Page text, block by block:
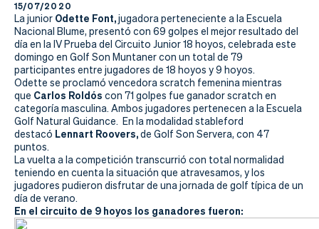
La
Federación
Federarse
Jugar
Aprender
Actualidad
Tienda
15/07/2020
La junior Odette Font,jugadora perteneciente a la Escuela
Nacional Blume, presentó con 69 golpes el mejor resultado del
día en la IV Prueba del Circuito Junior 18 hoyos, celebrada este
domingo en Golf Son Muntaner con un total de 79
participantes entre jugadores de 18 hoyos y 9 hoyos.
Odette se proclamó vencedora scratch femenina mientras
que Carlos Roldós con 71 golpes fue ganador scratch en
categoría masculina. Ambos jugadores pertenecen a la Escuela
Golf Natural Guidance. En la modalidad stableford
destacó Lennart Roovers,de Golf Son Servera, con 47
puntos.
La vuelta a la competición transcurrió con total normalidad
teniendo en cuenta la situación que atravesamos, y los
jugadores pudieron disfrutar de una jornada de golf típica de un
día de verano.
En el circuito de 9 hoyos los ganadores fueron: